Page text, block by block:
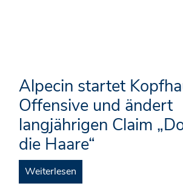
Alpecin startet
Offensive und ändert
langjährigen Claim
die Haare“
Weiterlesen